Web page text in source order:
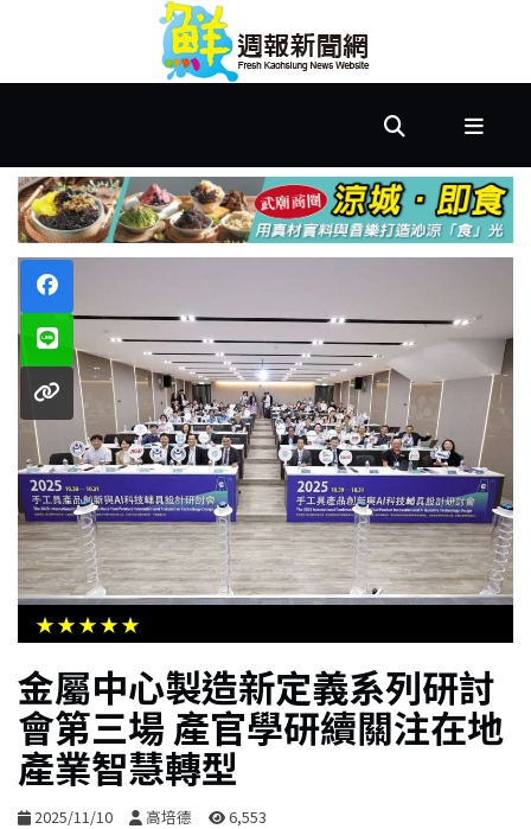
首
市
政
文
教
樂
活
居
家
生
活
合
影
音
★★★★★
金屬中心製造新定義系列研討
會第三場 產官學研續關注在地
產業智慧轉型
2025/11/10 高培德 6,553